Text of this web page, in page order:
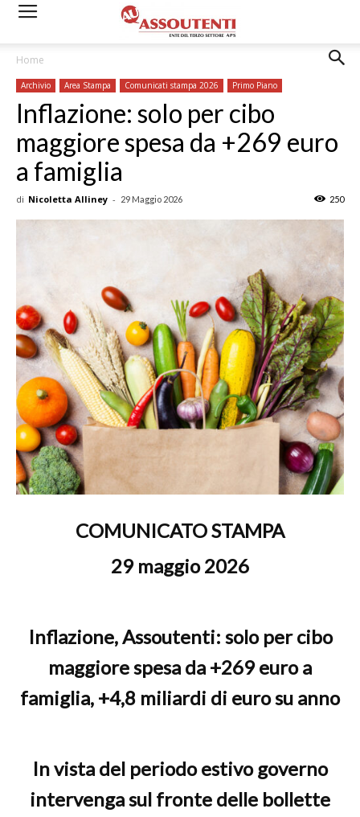
Home
Archivio Area Stampa Comunicati stampa 2026 Primo Piano
Inflazione: solo per cibo
maggiore spesa da +269 euro
a famiglia
di Nicoletta Alliney - 29 Maggio 2026 250
COMUNICATO STAMPA
29 maggio 2026
Inflazione, Assoutenti: solo per cibo
maggiore spesa da +269 euro a
famiglia, +4,8 miliardi di euro su anno
In vista del periodo estivo governo
intervenga sul fronte delle bollette